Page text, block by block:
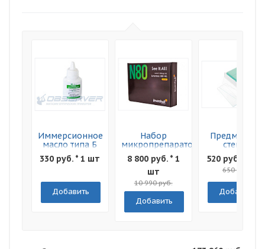
Иммерсионное
масло типа Б
(профессиональное)
330 руб. * 1 шт
Добавить
Набор
микропрепаратов
Levenhuk N80
NG "Увидеть
Все!"
8 800 руб. * 1
шт
10 990 руб.
Добавить
Предметные
стекла
Levenhuk
50шт
520 руб. * 1
650 руб.
Добавить